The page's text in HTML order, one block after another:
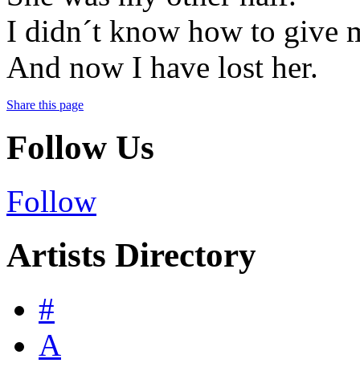
I didn´t know how to give
And now I have lost her.
Share this page
Follow Us
Follow
Artists Directory
#
A